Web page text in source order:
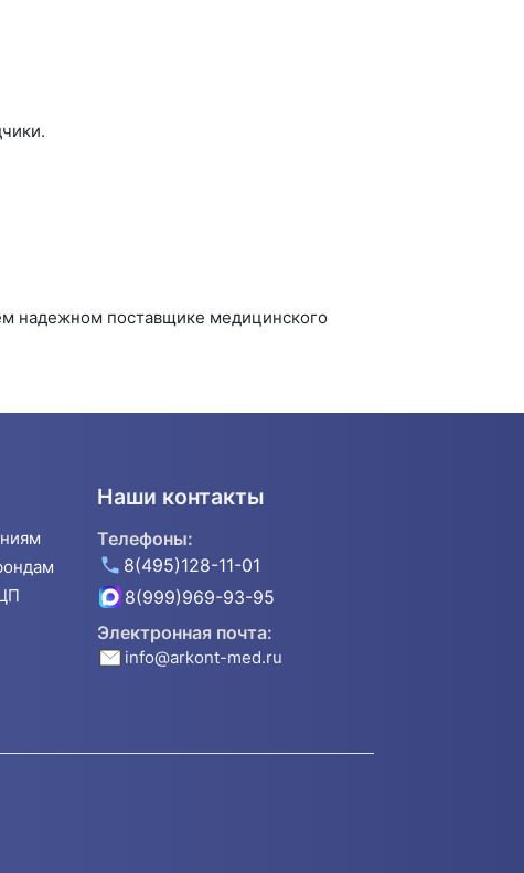
надежном поставщике медицинского
Наши контакты
Телефоны:
8(495)128-11-01
8(999)969-93-95
Электронная почта:
info@arkont-med.ru